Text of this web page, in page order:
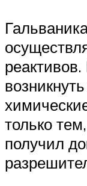
только
получил